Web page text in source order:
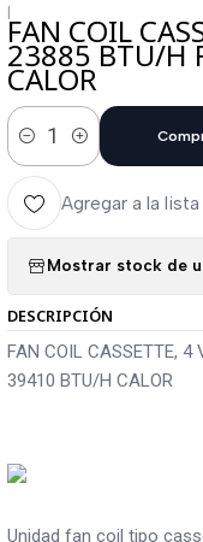
|FAN COIL
23885 BTU/H
CALOR
Cantidad
Agregar a la
Mostrar stock de
DESCRIPCIÓN
FAN COIL CASSETTE,
39410 BTU/H CALOR
Unidad fan coil tipo